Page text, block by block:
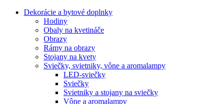
Dekorácie a bytové doplnky
Hodiny
Obaly na kvetináče
Obrazy
Rámy na obrazy
Stojany na kvety
Sviečky, svietniky, vône a aromalampy
LED-sviečky
Sviečky
Svietniky a stojany na sviečky
Vône a aromalampy